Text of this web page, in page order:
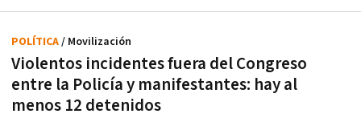
Violentos incidentes fuera del Congreso
entre la Policía y manifestantes: hay al
menos 12 detenidos
POLÍTICA/ Movilización